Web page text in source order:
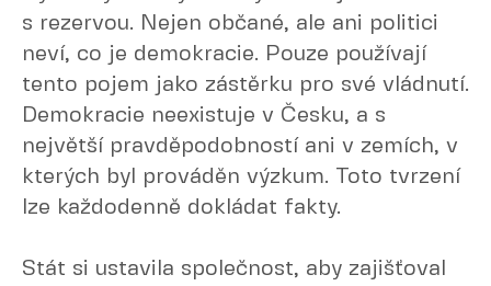
s rezervou. Nejen občané, ale ani politici
neví, co je demokracie. Pouze používají
tento pojem jako zástěrku pro své vládnutí.
Demokracie neexistuje v Česku, a s
největší pravděpodobností ani v zemích, v
kterých byl prováděn výzkum. Toto tvrzení
lze každodenně dokládat fakty.
Stát si ustavila společnost, aby zajišťoval